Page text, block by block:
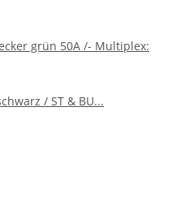
grün 50A /- Multiplex: